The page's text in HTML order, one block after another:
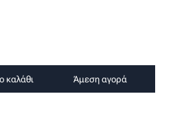
καλάθι Άμεση αγορά